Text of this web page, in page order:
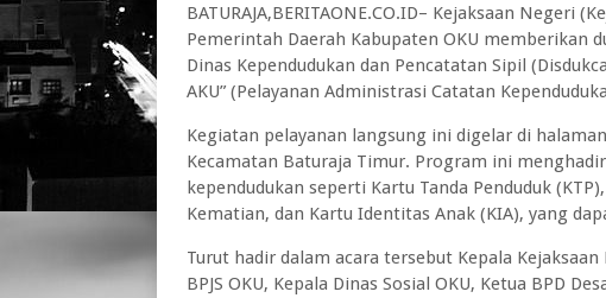
BATURAJA,BERITAONE.CO.ID– Kejaksaan Negeri
Pemerintah Daerah Kabupaten OKU memberikan
Dinas Kependudukan dan Pencatatan Sipil
AKU” (Pelayanan Administrasi Catatan
Kegiatan pelayanan langsung ini digelar di
Kecamatan Baturaja Timur. Program ini
kependudukan seperti Kartu Tanda Penduduk
Kematian, dan Kartu Identitas Anak (KIA), yang
Turut hadir dalam acara tersebut Kepala
BPJS OKU, Kepala Dinas Sosial OKU, Ketua BPD